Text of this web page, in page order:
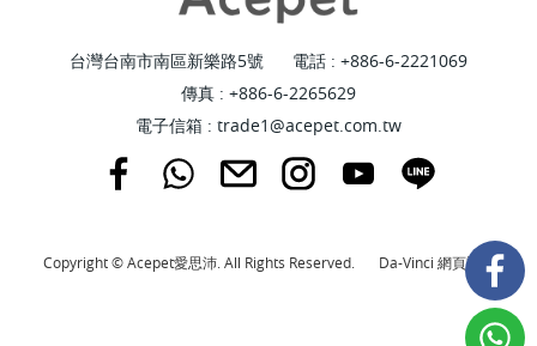
台灣台南市南區新樂路5號 電話 : +886-6-2221069
傳真 : +886-6-2265629
電子信箱 : trade1@acepet.com.tw
Copyright © Acepet愛思沛. All Rights Reserved. Da-Vinci 網頁設計